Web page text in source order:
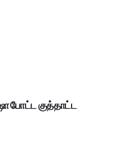
போட்ட குத்தாட்ட